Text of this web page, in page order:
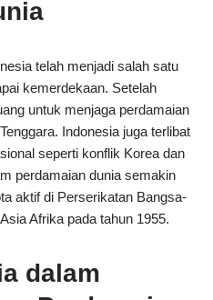
telah menjadi salah satu
kemerdekaan. Setelah
untuk menjaga perdamaian
Indonesia juga terlibat
seperti konflik Korea dan
perdamaian dunia semakin
aktif di Perserikatan Bangsa-
Afrika pada tahun 1955.
dalam